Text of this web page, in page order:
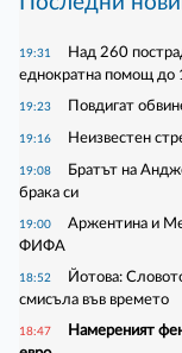
19:31
Над 260
еднократна помощ до
19:23 Повдигат
19:16 Неизвестен
19:08
Братът на
брака си
19:00
Аржентина и
ФИФА
18:52
Йотова:
смисъла във времето
18:47
Намереният